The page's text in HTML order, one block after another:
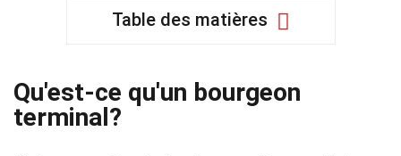
Table des matières
Qu'est-ce qu'un bourgeon
terminal?